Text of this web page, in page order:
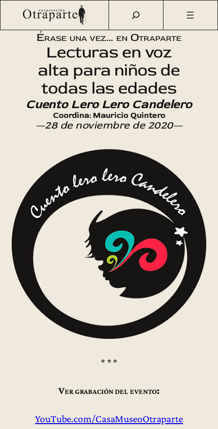
Saltar
contenido
Otraparte.org/ Agenda Cultural Talleres
Érase una vez…
Cuento Lero Lero Candelero
Érase una vez… en Otraparte
Lecturas en voz
alta para niños de
todas las edades
Cuento Lero Lero Candelero
Coordina: Mauricio Quintero
—28 de noviembre de 2020—
* * *
Ver grabación del evento:
YouTube.com/CasaMuseoOtraparte